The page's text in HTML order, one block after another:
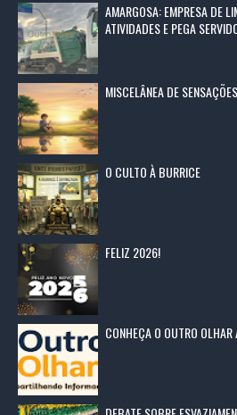
AMARGOSA: EMPRESA DE
ATIVIDADES E PEGA
MISCELÂNEA DE SENSAÇÕES
O CULTO À BURRICE
FELIZ 2026!
CONHEÇA O OUTRO OLHAR